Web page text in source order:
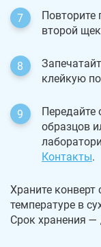
Повторите
второй
клейкую
образцов
Контакты.
Храните
температуре в
Срок хранения —